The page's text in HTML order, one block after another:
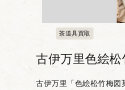
茶道具買取
古伊万里色絵
古伊万里「色絵松竹梅図